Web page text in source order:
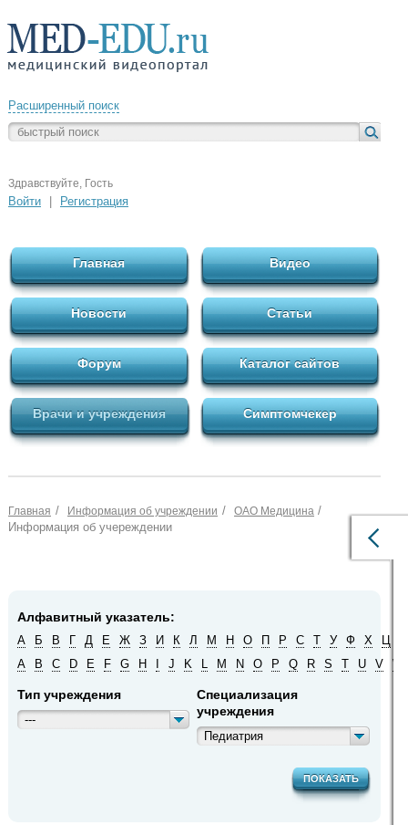
Расширенный поиск
Здравствуйте, Гость
Войти Регистрация
Главная Видео
Новости Статьи
Форум Каталог сайтов
Врачи и учреждения Симптомчекер
Главная / Информация об учреждении / ОАО Медицина /
Информация об учереждении
Алфавитный указатель:
А Б В Г Д Е Ж З И К Л М Н О П Р С Т У Ф Х Ц
A
B C D E F G H J K L M N O P Q R S T U V W
Тип учреждения
---
Специализация
учреждения
Педиатрия
ПОКАЗАТЬ